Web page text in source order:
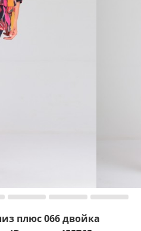
плюс 066 двойка